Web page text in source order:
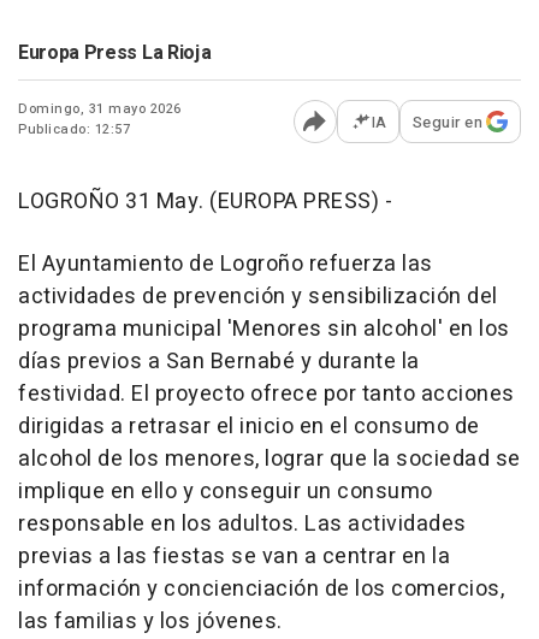
Europa Press La Rioja
Domingo, 31 mayo 2026
Publicado: 12:57
Abrir opciones para
IA Seguir en
LOGROÑO 31 May. (EUROPA PRESS) -
El Ayuntamiento de Logroño refuerza las
actividades de prevención y sensibilización del
programa municipal 'Menores sin alcohol' en los
días previos a San Bernabé y durante la
festividad. El proyecto ofrece por tanto acciones
dirigidas a retrasar el inicio en el consumo de
alcohol de los menores, lograr que la sociedad se
implique en ello y conseguir un consumo
responsable en los adultos. Las actividades
previas a las fiestas se van a centrar en la
información y concienciación de los comercios,
las familias y los jóvenes.